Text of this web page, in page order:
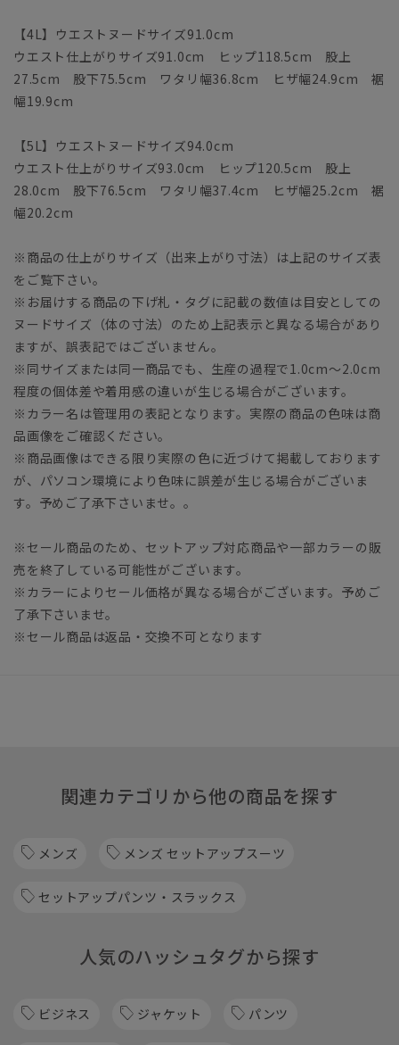
【4L】ウエストヌードサイズ91.0cm
ウエスト仕上がりサイズ91.0cm ヒップ118.5cm 股上
27.5cm 股下75.5cm ワタリ幅36.8cm ヒザ幅24.9cm 裾
幅19.9cm
【5L】ウエストヌードサイズ94.0cm
ウエスト仕上がりサイズ93.0cm ヒップ120.5cm 股上
28.0cm 股下76.5cm ワタリ幅37.4cm ヒザ幅25.2cm 裾
幅20.2cm
※商品の仕上がりサイズ（出来上がり寸法）は上記のサイズ表
をご覧下さい。
※お届けする商品の下げ札・タグに記載の数値は目安としての
ヌードサイズ（体の寸法）のため上記表示と異なる場合があり
ますが、誤表記ではございません。
※同サイズまたは同一商品でも、生産の過程で1.0cm～2.0cm
程度の個体差や着用感の違いが生じる場合がございます。
※カラー名は管理用の表記となります。実際の商品の色味は商
品画像をご確認ください。
※商品画像はできる限り実際の色に近づけて掲載しております
が、パソコン環境により色味に誤差が生じる場合がございま
す。予めご了承下さいませ。。
※セール商品のため、セットアップ対応商品や一部カラーの販
売を終了している可能性がございます。
※カラーによりセール価格が異なる場合がございます。予めご
了承下さいませ。
※セール商品は返品・交換不可となります
関連カテゴリから他の商品を探す
メンズ メンズ セットアップスーツ
セットアップパンツ・スラックス
人気のハッシュタグから探す
ビジネス ジャケット パンツ